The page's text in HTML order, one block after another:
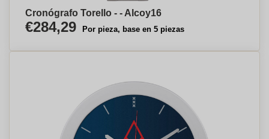
Cronógrafo Torello - - Alcoy⁠16
€284,29 Por pieza, base en 5 piezas